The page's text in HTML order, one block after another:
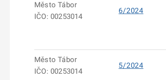
Město Tábor
IČO: 00253014
6/2024
Město Tábor
IČO: 00253014
5/2024